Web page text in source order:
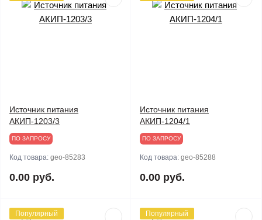
Источник питания
АКИП-1203/3
ПО ЗАПРОСУ
Код товара: geo-85283
0.00 руб.
Источник питания
АКИП-1204/1
ПО ЗАПРОСУ
Код товара: geo-85288
0.00 руб.
Популярный Популярный